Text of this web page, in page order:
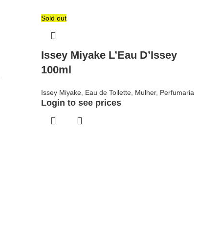
Sold out
Issey Miyake L’Eau D’Issey
100ml
Issey Miyake Eau de Toilette Mulher, Perfumaria
Login to see prices